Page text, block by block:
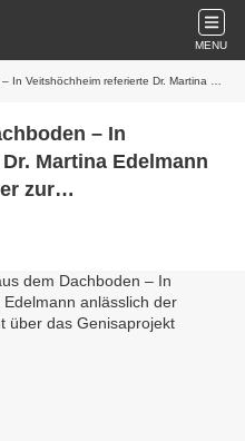
MENU
anlässlich der Gedenkfeier zur Reichspogromnacht über das Genisaprojekt Veitshöchheim
– In
Martina Edelmann
zur
Genisaprojekt